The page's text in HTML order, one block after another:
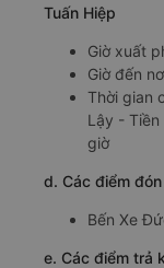
Tuấn Hiệp
Giờ xuất
Giờ đến
Thời gian
Lậy - Tiền
giờ
d. Các điểm
Bến Xe
e. Các điểm trả